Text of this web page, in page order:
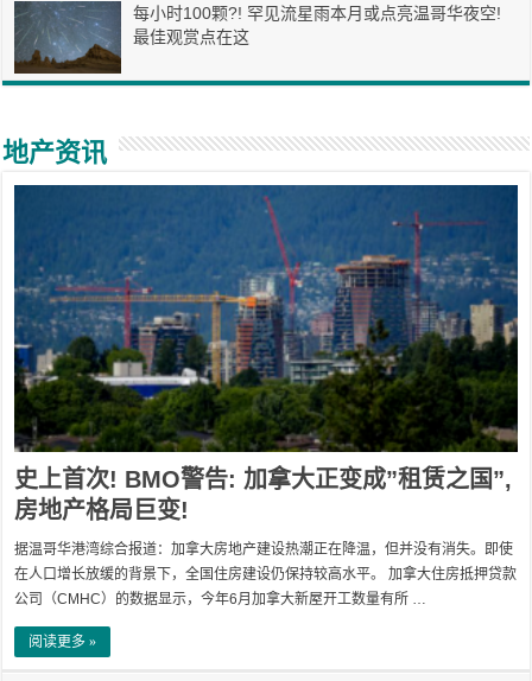
每小时100颗?! 罕见流星雨本月或点亮温哥华夜空!
最佳观赏点在这
地产资讯
史上首次! BMO警告: 加拿大正变成”租赁之国”,
房地产格局巨变!
据温哥华港湾综合报道：加拿大房地产建设热潮正在降温，但并没有消失。即使
在人口增长放缓的背景下，全国住房建设仍保持较高水平。 加拿大住房抵押贷款
公司（CMHC）的数据显示，今年6月加拿大新屋开工数量有所 …
阅读更多 »